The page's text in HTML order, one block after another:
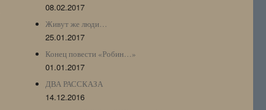
08.02.2017
Живут же люди…
25.01.2017
Конец повести «Робин…»
01.01.2017
ДВА РАССКАЗА
14.12.2016